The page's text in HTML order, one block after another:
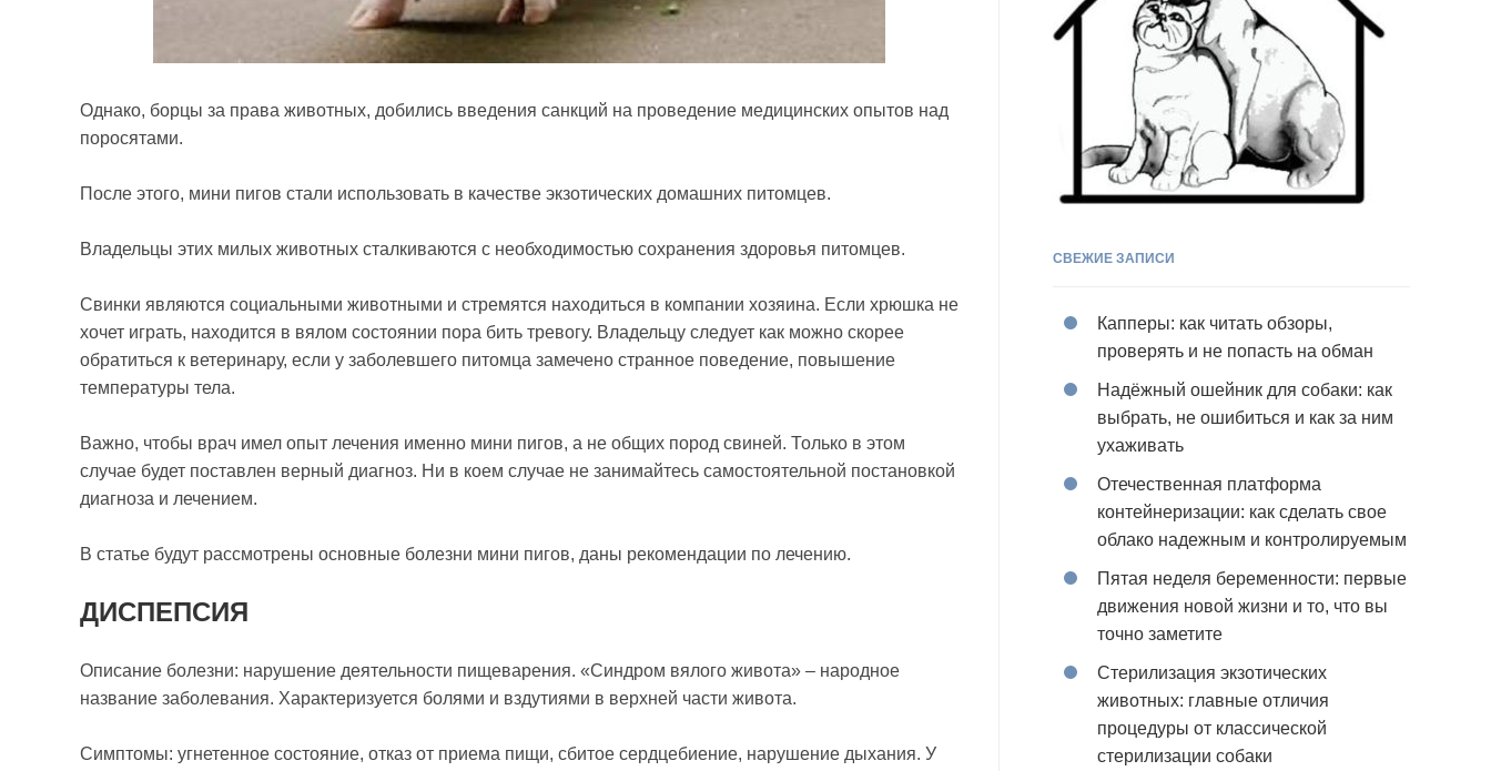
Однако, борцы за права животных, добились введения санкций на проведение медицинских опытов над
поросятами.
После этого, мини пигов стали использовать в качестве экзотических домашних питомцев.
Владельцы этих милых животных сталкиваются с необходимостью сохранения здоровья питомцев.
Свинки являются социальными животными и стремятся находиться в компании хозяина. Если хрюшка не
хочет играть, находится в вялом состоянии пора бить тревогу. Владельцу следует как можно скорее
обратиться к ветеринару, если у заболевшего питомца замечено странное поведение, повышение
температуры тела.
Важно, чтобы врач имел опыт лечения именно мини пигов, а не общих пород свиней. Только в этом
случае будет поставлен верный диагноз. Ни в коем случае не занимайтесь самостоятельной постановкой
диагноза и лечением.
В статье будут рассмотрены основные болезни мини пигов, даны рекомендации по лечению.
ДИСПЕПСИЯ
Описание болезни: нарушение деятельности пищеварения. «Синдром вялого живота» – народное
название заболевания. Характеризуется болями и вздутиями в верхней части живота.
Симптомы: угнетенное состояние, отказ от приема пищи, сбитое сердцебиение, нарушение дыхания. У
СВЕЖИЕ ЗАПИСИ
Капперы: как читать обзоры,
проверять и не попасть на обман
Надёжный ошейник для собаки: как
выбрать, не ошибиться и как за ним
ухаживать
Отечественная платформа
контейнеризации: как сделать свое
облако надежным и контролируемым
Пятая неделя беременности: первые
движения новой жизни и то, что вы
точно заметите
Стерилизация экзотических
животных: главные отличия
процедуры от классической
стерилизации собаки